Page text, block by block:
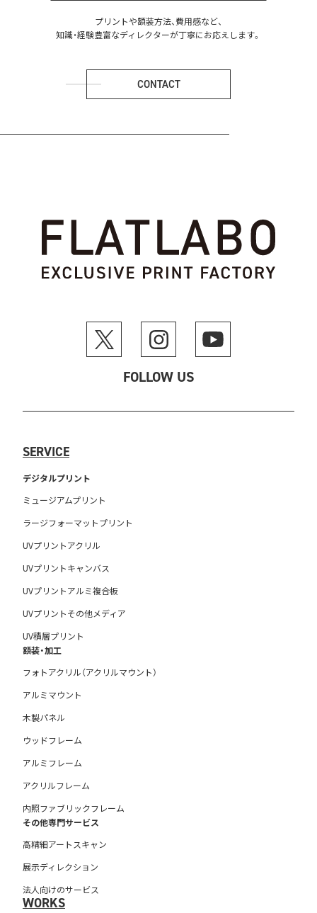
プリントや額装方法、費用感など、
知識・経験豊富なディレクターが丁寧にお応えします。
CONTACT
FOLLOW US
SERVICE
デジタルプリント
ミュージアムプリント
ラージフォーマットプリント
UVプリントアクリル
UVプリントキャンバス
UVプリントアルミ複合板
UVプリントその他メディア
UV積層プリント
額装・加工
フォトアクリル（アクリルマウント）
アルミマウント
木製パネル
ウッドフレーム
アルミフレーム
アクリルフレーム
内照ファブリックフレーム
その他専門サービス
高精細アートスキャン
展示ディレクション
法人向けのサービス
WORKS